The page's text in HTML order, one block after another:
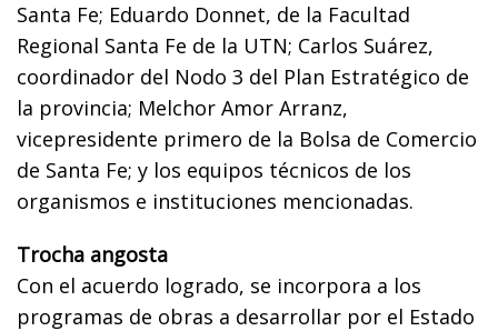
Santa Fe; Eduardo Donnet, de la Facultad
Regional Santa Fe de la UTN; Carlos Suárez,
coordinador del Nodo 3 del Plan Estratégico de
la provincia; Melchor Amor Arranz,
vicepresidente primero de la Bolsa de Comercio
de Santa Fe; y los equipos técnicos de los
organismos e instituciones mencionadas.
Trocha angosta
Con el acuerdo logrado, se incorpora a los
programas de obras a desarrollar por el Estado